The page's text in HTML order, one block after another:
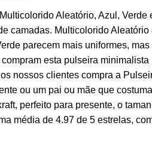
Aleatório, Azul,
camadas. Multicolorido
parecem mais uniformes,
esta pulseira
nossos clientes compra a
ou um pai ou mãe que
perfeito para presente, o
média de 4.97 de 5 estrelas,